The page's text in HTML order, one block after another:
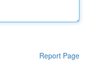
Report Page